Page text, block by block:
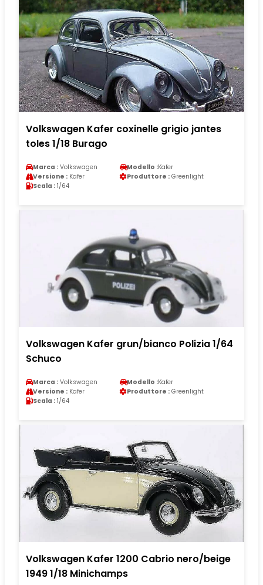
Volkswagen Kafer coxinelle grigio jantes
toles 1/18 Burago
Marca : Volkswagen Modello :Kafer
Versione : Kafer Produttore : Greenlight
Scala : 1/64
Volkswagen Kafer grun/bianco Polizia 1/64
Schuco
Marca : Volkswagen Modello :Kafer
Versione : Kafer Produttore : Greenlight
Scala : 1/64
Volkswagen Kafer 1200 Cabrio nero/beige
1949 1/18 Minichamps